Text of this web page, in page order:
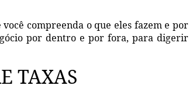
compreenda o que eles fazem e por
por dentro e por fora, para digerir
TAXAS